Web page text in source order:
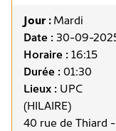
Jour :Mardi
Date :30-09-
Horaire :16:15
Durée :01:30
Lieux : UPC
(HILAIRE)
40 rue de Thiard